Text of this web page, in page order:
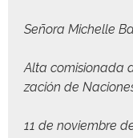
Seño­ra Michelle
Alta comi­sion­a­da
zación de
11 de noviem­bre